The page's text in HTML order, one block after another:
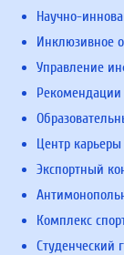
Научно-
Инклюзивное
Управление
Центр карьеры
Экспортный
Комплекс
Студенческий